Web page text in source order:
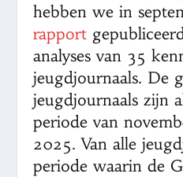
hebben we in
rapport
analyses van 35
jeugdjournaals. De
jeugdjournaals zijn
periode van
2025. Van alle
periode waarin de